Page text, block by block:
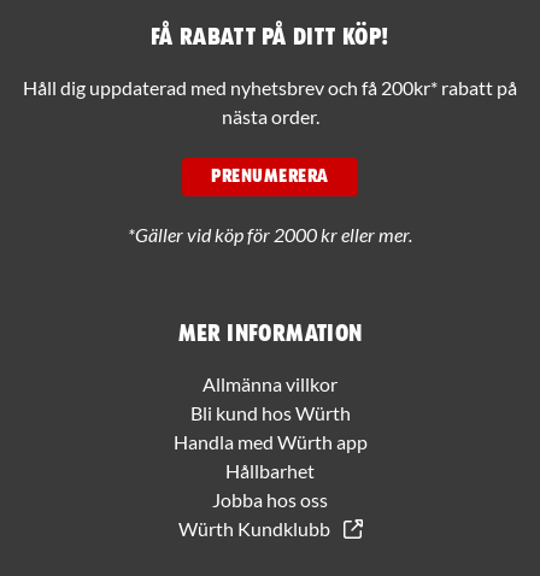
Mer information
Allmänna villkor
Bli kund hos Würth
Handla med Würth app
Hållbarhet
Jobba hos oss
Würth Kundklubb
Få rabatt på ditt köp!
Håll dig uppdaterad med nyhetsbrev och få 200kr* rabatt på
nästa order.
PRENUMERERA
*Gäller vid köp för 2000 kr eller mer.